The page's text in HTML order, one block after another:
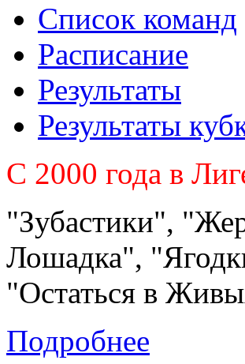
Список команд
Расписание
Результаты
Результаты
C 2000 года в
"Зубастики",
Лошадка",
"Остаться в
Подробнее